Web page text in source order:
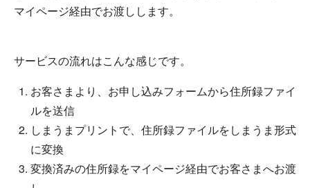
マイページ経由でお渡しします。
サービスの流れはこんな感じです。
お客さまより、お申し込みフォームから住所録ファイ
ルを送信
しまうまプリントで、住所録ファイルをしまうま形式
に変換
変換済みの住所録をマイページ経由でお客さまへお渡